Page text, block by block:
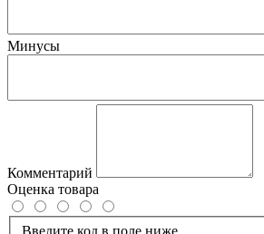
Минусы
Комментарий
Оценка товара
Введите код в поле ниже